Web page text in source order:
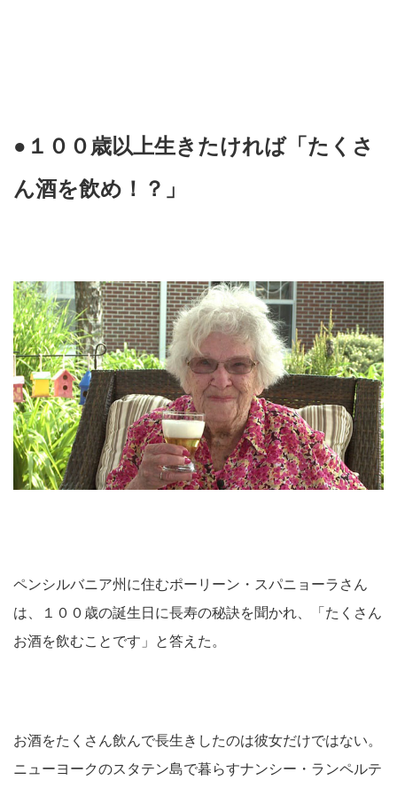
●１００歳以上生きたければ「たくさ
ん酒を飲め！？」
ペンシルバニア州に住むポーリーン・スパニョーラさん
は、１００歳の誕生日に長寿の秘訣を聞かれ、「たくさん
お酒を飲むことです」と答えた。
お酒をたくさん飲んで長生きしたのは彼女だけではない。
ニューヨークのスタテン島で暮らすナンシー・ランペルテ